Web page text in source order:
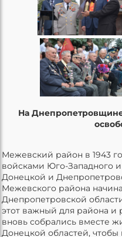
На
Межевский район в 1943
войсками Юго-Западного
Донецкой и
Межевского района
Днепропетровской
этот важный для района и
вновь собрались вместе
Донецкой областей, чтобы